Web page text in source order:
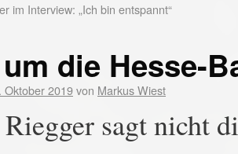
im Interview: „Ich bin entspannt“
die Hesse-
Oktober 2019von Markus Wiest
sagt nicht